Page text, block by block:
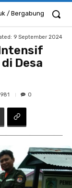
/ Bergabung
9 September 2024
Desa
981 0